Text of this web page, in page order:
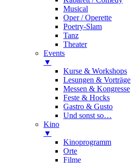
Musical
Oper / Operette
Poetry-Slam
Tanz
Theater
Events
▼
Kurse & Workshops
Lesungen & Vorträge
Messen & Kongresse
Feste & Hocks
Gastro & Gusto
Und sonst so…
Kino
▼
Kinoprogramm
Orte
Filme